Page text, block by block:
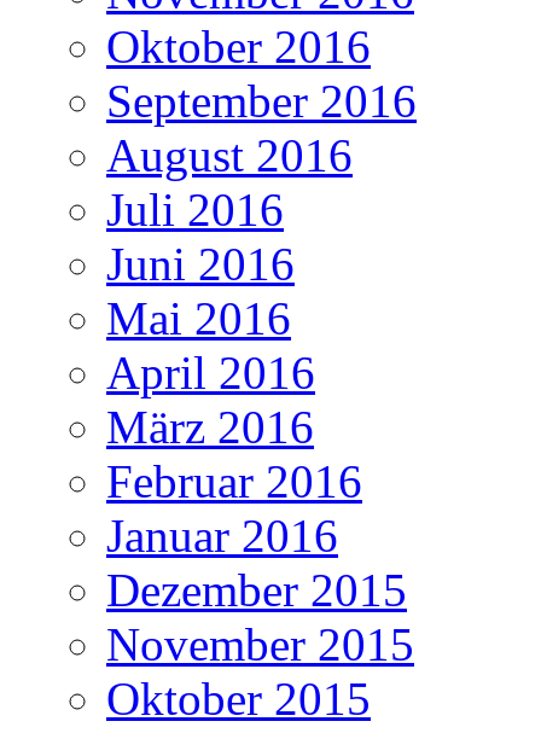
Oktober 2016
September 2016
August 2016
Juli 2016
Juni 2016
Mai 2016
April 2016
März 2016
Februar 2016
Januar 2016
Dezember 2015
November 2015
Oktober 2015